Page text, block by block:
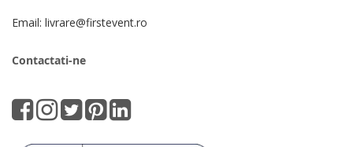
Email: livrare@firstevent.ro
Contactati-ne